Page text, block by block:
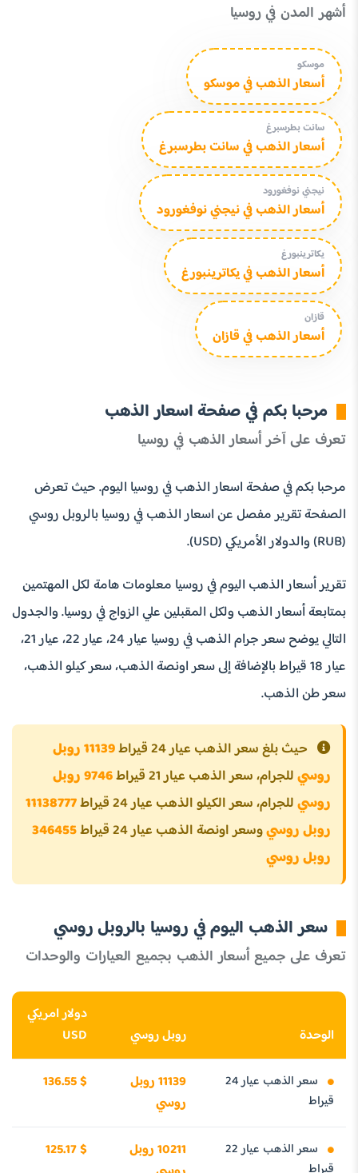
أشهر المدن في روسيا
موسكو
أسعار الذهب في موسكو
سانت بطرسبرغ
أسعار الذهب في سانت بطرسبرغ
نيجني نوفغورود
أسعار الذهب في نيجني نوفغورود
يكاترينبورغ
أسعار الذهب في يكاترينبورغ
قازان
أسعار الذهب في قازان
مرحبا بكم في صفحة اسعار الذهب
تعرف على آخر أسعار الذهب في روسيا
مرحبا بكم في صفحة اسعار الذهب في روسيا اليوم. حيث تعرض
الصفحة تقرير مفصل عن اسعار الذهب في روسيا بالروبل روسي
(RUB) والدولار الأمريكي (USD).
تقرير أسعار الذهب اليوم في روسيا معلومات هامة لكل المهتمين
بمتابعة أسعار الذهب ولكل المقبلين علي الزواج في روسيا. والجدول
التالي يوضح سعر جرام الذهب في روسيا عيار 24، عيار 22، عيار 21،
عيار 18 قيراط بالإضافة إلى سعر اونصة الذهب، سعر كيلو الذهب،
سعر طن الذهب.
حيث بلغ سعر الذهب عيار 24 قيراط
11139 روبل
روسيللجرام، سعر الذهب عيار 21 قيراط
9746 روبل
روسيللجرام، سعر الكيلو الذهب عيار 24 قيراط
11138777
روبل روسيوسعر اونصة الذهب عيار 24 قيراط
346455
روبل روسي
سعر الذهب اليوم في روسيا بالروبل روسي
تعرف على جميع أسعار الذهب بجميع العيارات والوحدات
الوحدة روبل روسي
دولار امريكي
USD
سعر الذهب عيار 24
قيراط
11139 روبل
روسي
136.55 $
سعر الذهب عيار 22
10211 روبل
125.17 $